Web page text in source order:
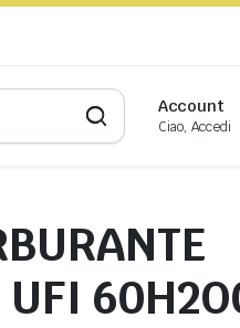
Account
Ciao, Accedi
UFI